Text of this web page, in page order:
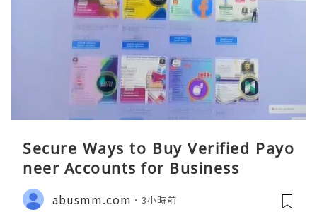
Secure Ways to Buy Verified Payo
neer Accounts for Business
abusmm.com 3小時前